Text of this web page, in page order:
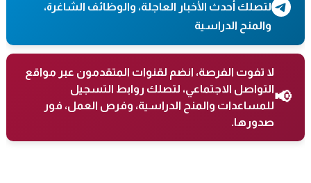
لتصلك أحدث الأخبار العاجلة، والوظائف الشاغرة،
والمنح الدراسية
📢
لا تفوت الفرصة، انضم لقنوات المتقدمون عبر مواقع
التواصل الاجتماعي، لتصلك روابط التسجيل
للمساعدات والمنح الدراسية، وفرص العمل، فور
صدورها.